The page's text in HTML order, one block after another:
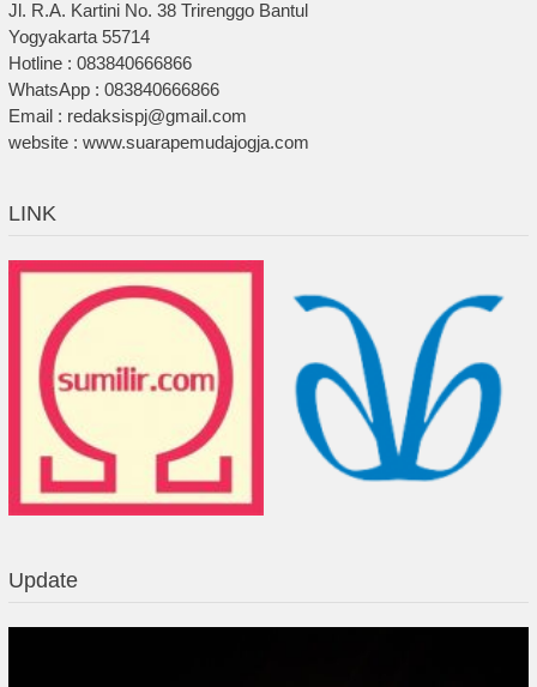
Jl. R.A. Kartini No. 38 Trirenggo Bantul
Yogyakarta 55714
Hotline : 083840666866
WhatsApp : 083840666866
Email : redaksispj@gmail.com
website : www.suarapemudajogja.com
LINK
Update